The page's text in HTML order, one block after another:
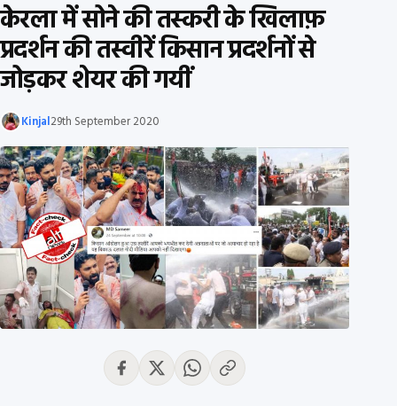
केरला में सोने की तस्करी के खिलाफ़
प्रदर्शन की तस्वीरें किसान प्रदर्शनों से
जोड़कर शेयर की गयीं
Kinjal29th September 2020